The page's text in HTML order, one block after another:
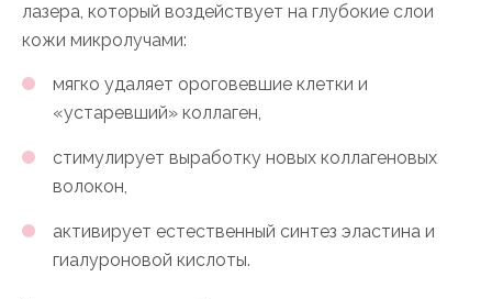
лазера, который воздействует на глубокие слои
кожи микролучами:
мягко удаляет ороговевшие клетки и
«устаревший» коллаген,
стимулирует выработку новых коллагеновых
волокон,
активирует естественный синтез эластина и
гиалуроновой кислоты.